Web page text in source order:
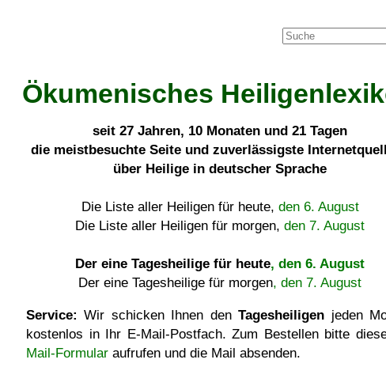
Ökumenisches
seit 27 Jahren, 10 Monaten und 21 Tagen
die meistbesuchte Seite und zuverlässigste
über Heilige in deutscher Sprache
Die Liste aller Heiligen für heute, den 6. August
Die Liste aller Heiligen für morgen, den 7. August
Der eine Tagesheilige für heute, den 6. August
Der eine Tagesheilige für morgen, den 7. August
Service: Wir schicken Ihnen denTagesheiligen jeden
kostenlos in Ihr E-Mail-Postfach. Zum Bestellen bitte
Mail-Formular aufrufen und die Mail absenden.